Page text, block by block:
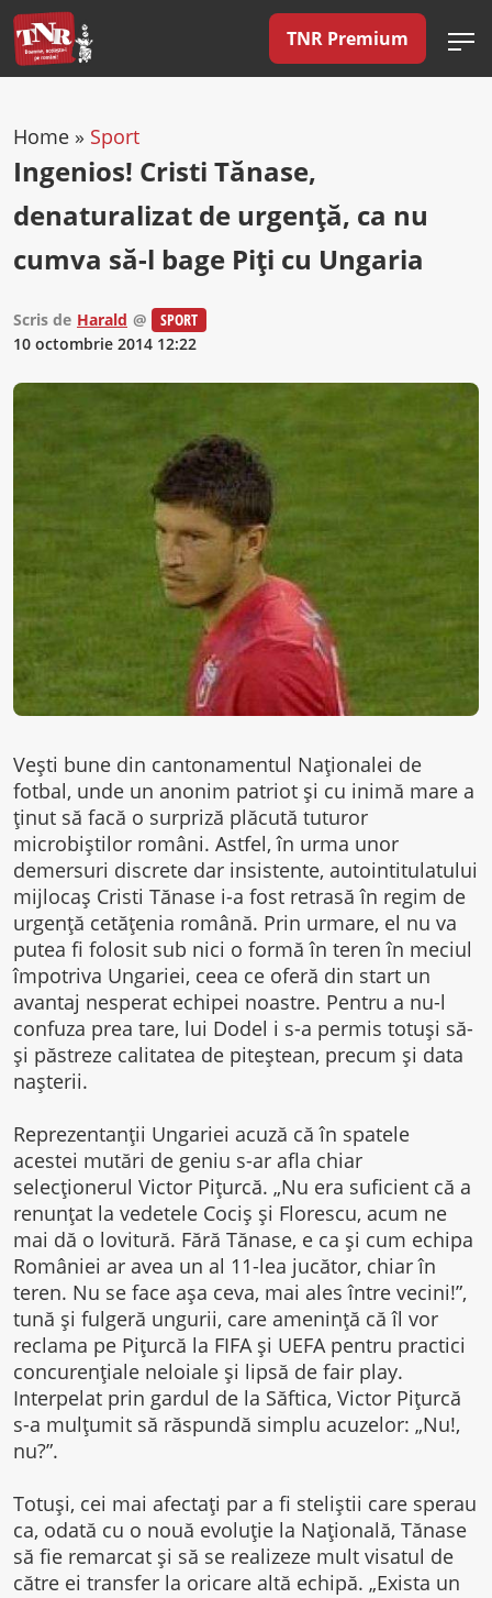
TNR Premium
Home » Sport
Ingenios! Cristi Tănase,
denaturalizat de urgență, ca nu
cumva să-l bage Piți cu Ungaria
Scris de Harald @
SPORT
10 octombrie 2014 12:22
Vești bune din cantonamentul Naționalei de
fotbal, unde un anonim patriot și cu inimă mare a
ținut să facă o surpriză plăcută tuturor
microbiștilor români. Astfel, în urma unor
demersuri discrete dar insistente, autointitulatului
mijlocaș Cristi Tănase i-a fost retrasă în regim de
urgență cetățenia română. Prin urmare, el nu va
putea fi folosit sub nici o formă în teren în meciul
împotriva Ungariei, ceea ce oferă din start un
avantaj nesperat echipei noastre. Pentru a nu-l
confuza prea tare, lui Dodel i s-a permis totuși să-
și păstreze calitatea de piteștean, precum și data
nașterii.
Reprezentanții Ungariei acuză că în spatele
acestei mutări de geniu s-ar afla chiar
selecționerul Victor Pițurcă. „Nu era suficient că a
renunțat la vedetele Cociș și Florescu, acum ne
mai dă o lovitură. Fără Tănase, e ca și cum echipa
României ar avea un al 11-lea jucător, chiar în
teren. Nu se face așa ceva, mai ales între vecini!”,
tună și fulgeră ungurii, care amenință că îl vor
reclama pe Pițurcă la FIFA și UEFA pentru practici
concurențiale neloiale și lipsă de fair play.
Interpelat prin gardul de la Săftica, Victor Pițurcă
s-a mulțumit să răspundă simplu acuzelor: „Nu!,
nu?”.
Totuși, cei mai afectați par a fi steliștii care sperau
ca, odată cu o nouă evoluție la Națională, Tănase
să fie remarcat și să se realizeze mult visatul de
către ei transfer la oricare altă echipă. „Exista un